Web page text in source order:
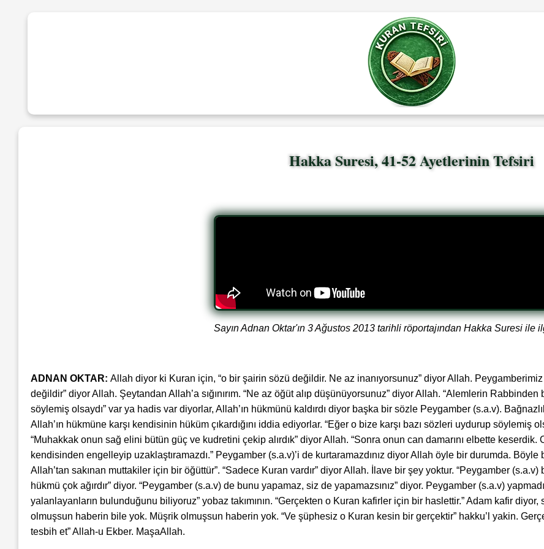
Hakka Suresi, 41-52 Ayetlerinin Tefsiri
Sayın Adnan Oktar'ın 3 Ağustos 2013 tarihli röportajından Hakka Suresi ile
ADNAN OKTAR: Allah diyor ki Kuran için, “o bir şairin sözü değildir. Ne az inanıyorsunuz” diyor Allah.
değildir” diyor Allah. Şeytandan Allah’a sığınırım. “Ne az öğüt alıp düşünüyorsunuz” diyor Allah. “Alemlerin
söylemiş olsaydı” var ya hadis var diyorlar, Allah’ın hükmünü kaldırdı diyor başka bir sözle Peygamber (s.a.v).
Allah’ın hükmüne karşı kendisinin hüküm çıkardığını iddia ediyorlar. “Eğer o bize karşı bazı sözleri uydurup söylemiş
“Muhakkak onun sağ elini bütün güç ve kudretini çekip alırdık” diyor Allah. “Sonra onun can damarını elbette
kendisinden engelleyip uzaklaştıramazdı.” Peygamber (s.a.v)’i de kurtaramazdınız diyor Allah öyle bir durumda.
Allah’tan sakınan muttakiler için bir öğüttür”. “Sadece Kuran vardır” diyor Allah. İlave bir şey yoktur. “Peygamber
hükmü çok ağırdır” diyor. “Peygamber (s.a.v) de bunu yapamaz, siz de yapamazsınız” diyor. Peygamber (s.a.v)
yalanlayanların bulunduğunu biliyoruz” yobaz takımının. “Gerçekten o Kuran kafirler için bir haslettir.” Adam kafir
olmuşsun haberin bile yok. Müşrik olmuşsun haberin yok. “Ve şüphesiz o Kuran kesin bir gerçektir” hakku’l yakin.
tesbih et” Allah-u Ekber. MaşaAllah.